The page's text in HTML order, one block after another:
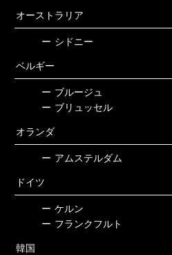
オーストラリア
ー シドニー
ベルギー
ー ブルージュ
ー ブリュッセル
オランダ
ー アムステルダム
ドイツ
ー ケルン
ー フランクフルト
韓国